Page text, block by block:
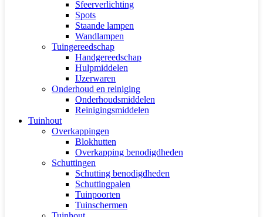
Sfeerverlichting
Spots
Staande lampen
Wandlampen
Tuingereedschap
Handgereedschap
Hulpmiddelen
IJzerwaren
Onderhoud en reiniging
Onderhoudsmiddelen
Reinigingsmiddelen
Tuinhout
Overkappingen
Blokhutten
Overkapping benodigdheden
Schuttingen
Schutting benodigdheden
Schuttingpalen
Tuinpoorten
Tuinschermen